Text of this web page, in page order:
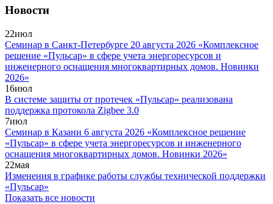
Новости
22июл
Семинар в Санкт-Петербурге 20 августа 2026 «Комплексное
решение «Пульсар» в сфере учета энергоресурсов и
инженерного оснащения многоквартирных домов. Новинки
2026»
16июл
В системе защиты от протечек «Пульсар» реализована
поддержка протокола Zigbee 3.0
7июл
Семинар в Казани 6 августа 2026 «Комплексное решение
«Пульсар» в сфере учета энергоресурсов и инженерного
оснащения многоквартирных домов. Новинки 2026»
22мая
Изменения в графике работы службы технической поддержки
«Пульсар»
Показать все новости